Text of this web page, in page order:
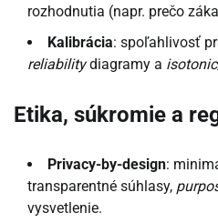
rozhodnutia (napr. prečo
Kalibrácia: spoľahlivosť
reliabilitydiagramy a
Etika, súkromie a
Privacy-by-design:
transparentné súhlasy,
vysvetlenie.